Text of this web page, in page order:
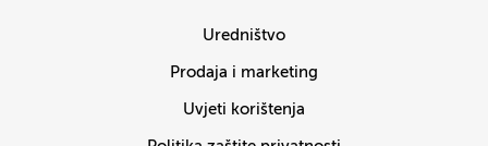
Uredništvo
Prodaja i marketing
Uvjeti korištenja